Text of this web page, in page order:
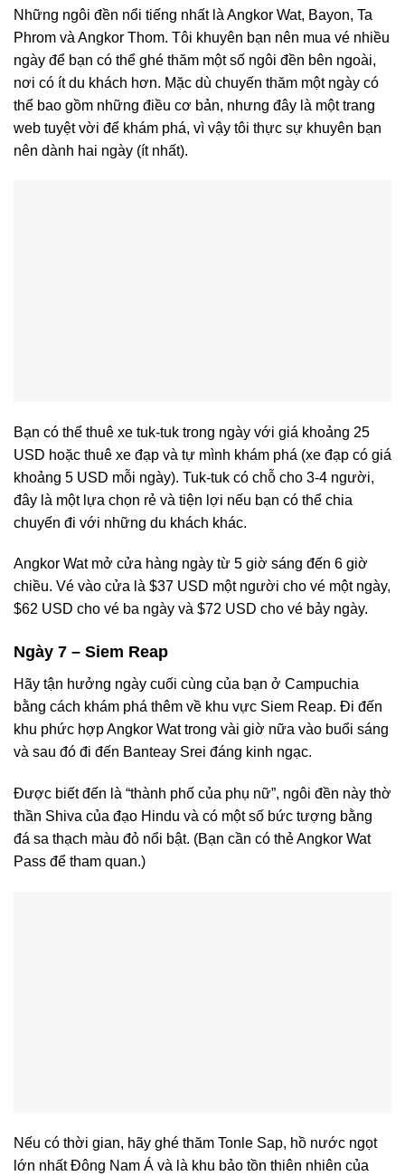
Những ngôi đền nổi tiếng nhất là Angkor Wat, Bayon, Ta
Phrom và Angkor Thom. Tôi khuyên bạn nên mua vé nhiều
ngày để bạn có thể ghé thăm một số ngôi đền bên ngoài,
nơi có ít du khách hơn. Mặc dù chuyến thăm một ngày có
thể bao gồm những điều cơ bản, nhưng đây là một trang
web tuyệt vời để khám phá, vì vậy tôi thực sự khuyên bạn
nên dành hai ngày (ít nhất).
Bạn có thể thuê xe tuk-tuk trong ngày với giá khoảng 25
USD hoặc thuê xe đạp và tự mình khám phá (xe đạp có giá
khoảng 5 USD mỗi ngày). Tuk-tuk có chỗ cho 3-4 người,
đây là một lựa chọn rẻ và tiện lợi nếu bạn có thể chia
chuyến đi với những du khách khác.
Angkor Wat mở cửa hàng ngày từ 5 giờ sáng đến 6 giờ
chiều. Vé vào cửa là $37 USD một người cho vé một ngày,
$62 USD cho vé ba ngày và $72 USD cho vé bảy ngày.
Ngày 7 – Siem Reap
Hãy tận hưởng ngày cuối cùng của bạn ở Campuchia
bằng cách khám phá thêm về khu vực Siem Reap. Đi đến
khu phức hợp Angkor Wat trong vài giờ nữa vào buổi sáng
và sau đó đi đến Banteay Srei đáng kinh ngạc.
Được biết đến là “thành phố của phụ nữ”, ngôi đền này thờ
thần Shiva của đạo Hindu và có một số bức tượng bằng
đá sa thạch màu đỏ nổi bật. (Bạn cần có thẻ Angkor Wat
Pass để tham quan.)
Nếu có thời gian, hãy ghé thăm Tonle Sap, hồ nước ngọt
lớn nhất Đông Nam Á và là khu bảo tồn thiên nhiên của